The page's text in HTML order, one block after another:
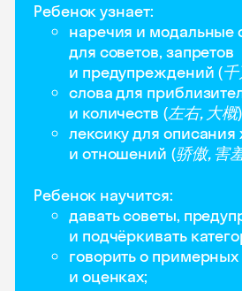
Ребенок узнает:
наречия и модальные
для советов, запретов
и предупреждений (
слова для
и количеств (左右, 大概
лексику для описания
и отношений (骄傲, 害
Ребенок научится:
давать советы,
и подчёркивать
говорить о примерных
и оценках;